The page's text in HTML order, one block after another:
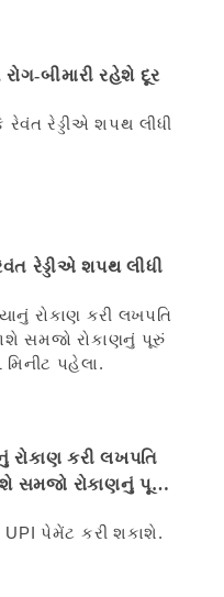
બીમારી રહેશે દૂર
રેડ્ડીએ શપથ લીધી
રોકાણ કરી લખપતિ
સમજો રોકાણનું પૂરું